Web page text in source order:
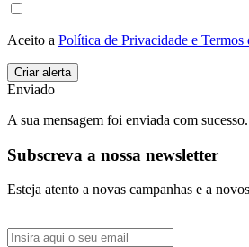
Aceito a Política de Privacidade e Termos
Enviado
A sua mensagem foi enviada com sucesso.
Subscreva a nossa newsletter
Esteja atento a novas campanhas e a